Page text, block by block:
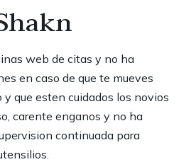
web de citas y no ha
en caso de que te mueves
que esten cuidados los novios
carente enganos y no ha
continuada para